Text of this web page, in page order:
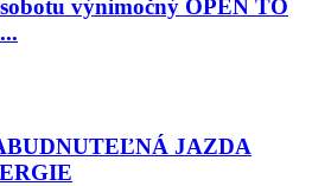
výnimočný OPEN TO
JAZDA